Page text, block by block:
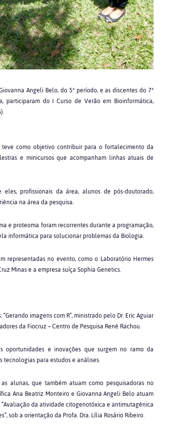
Angeli Belo, do 5º período, e as discentes do 7º
participaram do I Curso de Verão em Bioinformática,
como objetivo contribuir para o fortalecimento da
e minicursos que acompanham linhas atuais de
profissionais da área, alunos de pós-doutorado,
na área da pesquisa.
e proteoma foram recorrentes durante a programação,
informática para solucionar problemas da Biologia.
representadas no evento, como o Laboratório Hermes
Minas e a empresa suíça Sophia Genetics.
imagens com R”, ministrado pelo Dr. Eric Aguiar
da Fiocruz – Centro de Pesquisa Renê Rachou.
e inovações que surgem no ramo da
tecnologias para estudos e análises.
alunas, que também atuam como pesquisadoras no
Ana Beatriz Monteiro e Giovanna Angeli Belo atuam
da atividade citogenotóxica e antimutagênica
sob a orientação da Profa. Dra. Lília Rosário Ribeiro.